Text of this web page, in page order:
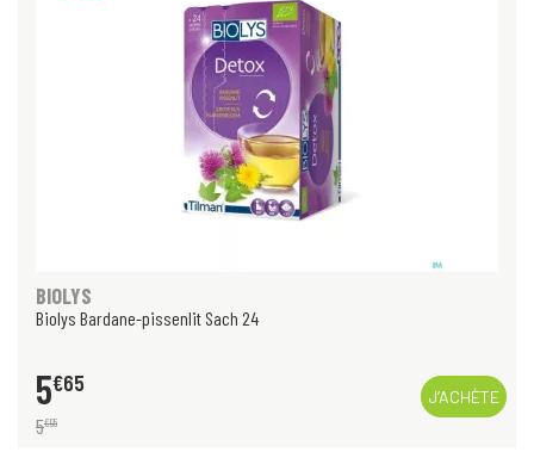
BIOLYS
Biolys Bardane-pissenlit Sach 24
5€65
5€95
J’ACHÈTE